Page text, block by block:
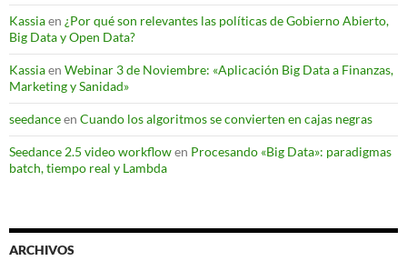
Kassiaen ¿Por qué son relevantes las políticas de Gobierno Abierto,
Big Data y Open Data?
Kassiaen Webinar 3 de Noviembre: «Aplicación Big Data a Finanzas,
Marketing y Sanidad»
seedanceen Cuando los algoritmos se convierten en cajas negras
Seedance 2.5 video workflowen Procesando «Big Data»: paradigmas
batch, tiempo real y Lambda
ARCHIVOS